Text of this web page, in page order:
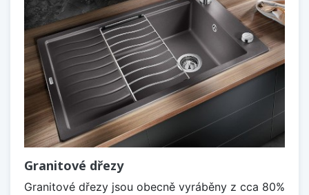
Granitové dřezy
Granitové dřezy jsou obecně vyráběny z cca 80%